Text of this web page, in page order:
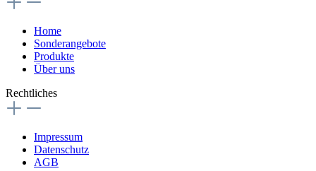
Home
Sonderangebote
Produkte
Über uns
Rechtliches
Impressum
Datenschutz
AGB